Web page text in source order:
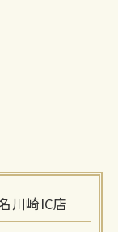
川崎IC店